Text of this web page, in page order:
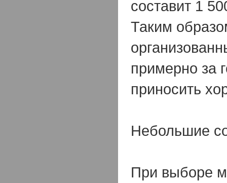
составит 1
Таким
примерно за
приносить
Небольшие
При выборе